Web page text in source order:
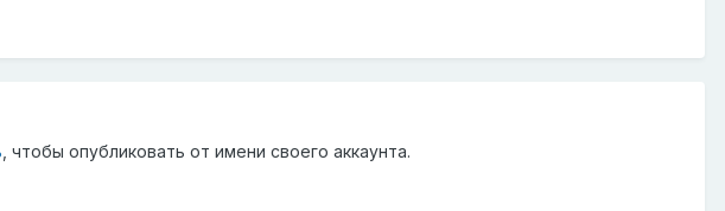
, чтобы опубликовать от имени своего аккаунта.